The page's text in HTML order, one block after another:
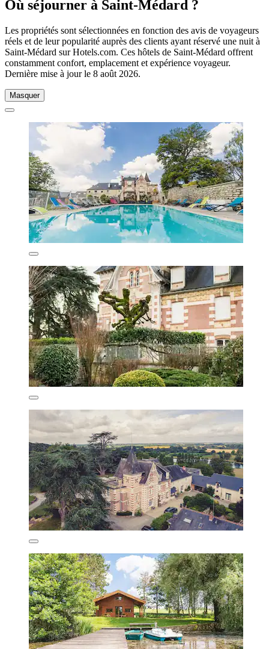
Où séjourner à Saint-Médard ?
Les propriétés sont sélectionnées en fonction des avis de voyageurs
réels et de leur popularité auprès des clients ayant réservé une nuit à
Saint-Médard sur Hotels.com. Ces hôtels de Saint-Médard offrent
constamment confort, emplacement et expérience voyageur.
Dernière mise à jour le 8 août 2026.
Masquer